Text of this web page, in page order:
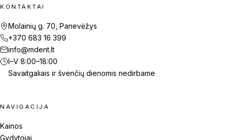
KONTAKTAI
Molainių g. 70, Panevėžys
+370 683 16 399
info@mdent.lt
I–V 8:00–18:00
Savaitgaliais ir švenčių dienomis nedirbame
NAVIGACIJA
Kainos
Gydytojai